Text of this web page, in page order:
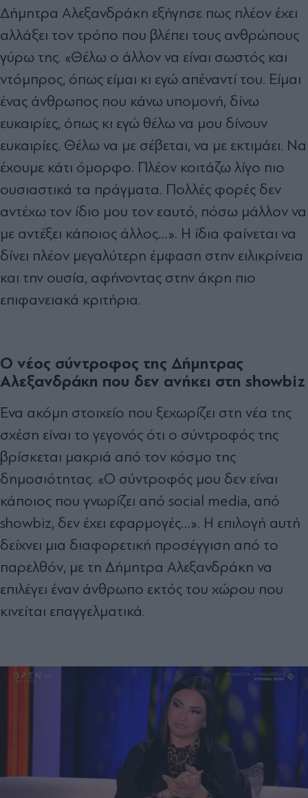
Δήμητρα Αλεξανδράκη εξήγησε πως πλέον έχει
αλλάξει τον τρόπο που βλέπει τους ανθρώπους
γύρω της. «Θέλω ο άλλον να είναι σωστός και
ντόμπρος, όπως είμαι κι εγώ απέναντί του. Είμαι
ένας άνθρωπος που κάνω υπομονή, δίνω
ευκαιρίες, όπως κι εγώ θέλω να μου δίνουν
ευκαιρίες. Θέλω να με σέβεται, να με εκτιμάει. Να
έχουμε κάτι όμορφο. Πλέον κοιτάζω λίγο πιο
ουσιαστικά τα πράγματα. Πολλές φορές δεν
αντέχω τον ίδιο μου τον εαυτό, πόσω μάλλον να
με αντέξει κάποιος άλλος…». Η ίδια φαίνεται να
δίνει πλέον μεγαλύτερη έμφαση στην ειλικρίνεια
και την ουσία, αφήνοντας στην άκρη πιο
επιφανειακά κριτήρια.
Ο νέος σύντροφος της Δήμητρας
Αλεξανδράκη που δεν ανήκει στη showbiz
Ένα ακόμη στοιχείο που ξεχωρίζει στη νέα της
σχέση είναι το γεγονός ότι ο σύντροφός της
βρίσκεται μακριά από τον κόσμο της
δημοσιότητας. «Ο σύντροφός μου δεν είναι
κάποιος που γνωρίζει από social media, από
showbiz, δεν έχει εφαρμογές…». Η επιλογή αυτή
δείχνει μια διαφορετική προσέγγιση από το
παρελθόν, με τη Δήμητρα Αλεξανδράκη να
επιλέγει έναν άνθρωπο εκτός του χώρου που
κινείται επαγγελματικά.